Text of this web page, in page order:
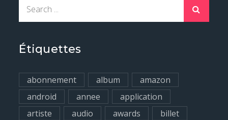
r
h
f
o
Étiquettes
abonnement album
amazon
android
annee
application
artiste
audio awards
billet